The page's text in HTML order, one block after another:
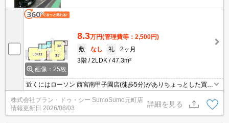
画像：25枚
8.3万円(管理費等：2,500円)
敷
なし 礼
2ヶ月
3階
2LDK 47.3m²
近くにはローソン 西宮南甲子園店(徒歩5分)がありちょっとした買い
物に便利です。モニターで来訪者を確認して、インターホンで対面
せずに会話することができます。通風システムが整った、住環境の
良い安心の物件です。
株式会社プラン・ドゥ・シー SumoSumo元町店
情報更新日 2026/08/03
詳細を見る